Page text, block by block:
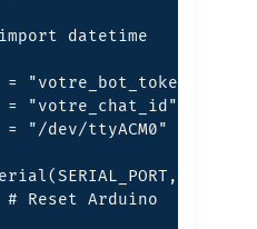
datetime
= "votre_bot_token"
= "votre_chat_id"
= "/dev/ttyACM0"
Reset Arduino